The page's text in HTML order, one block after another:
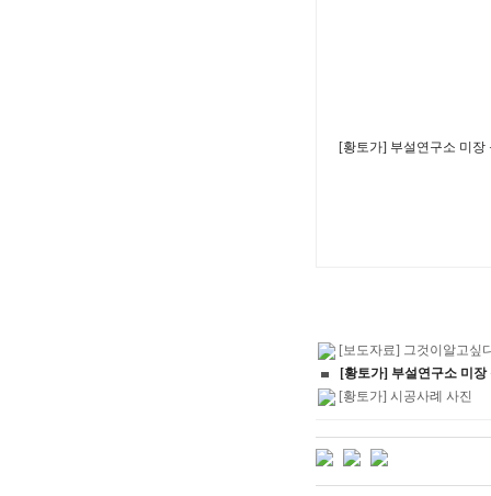
[황토가] 부설연구소 미장
[보도자료] 그것이알고싶
[황토가] 부설연구소 미장
[황토가] 시공사례 사진